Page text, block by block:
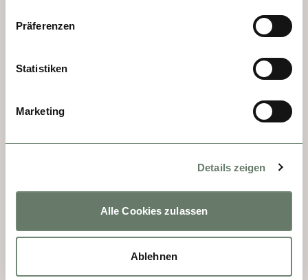
Präferenzen
Statistiken
Marketing
Details zeigen
Alle Cookies zulassen
Ablehnen
Zweiten Weltkrieg bombardiert wurde, gilt
sie heute nicht gerade als Perle. Doch ein
Schmuckstück, und sehenswert ist auch die
größte Synagoge Deutschlands. Die jüdische
Gemeinde war seit 1660 fester Bestandteil
erinnert ein gläserner Kubus mit den 2400